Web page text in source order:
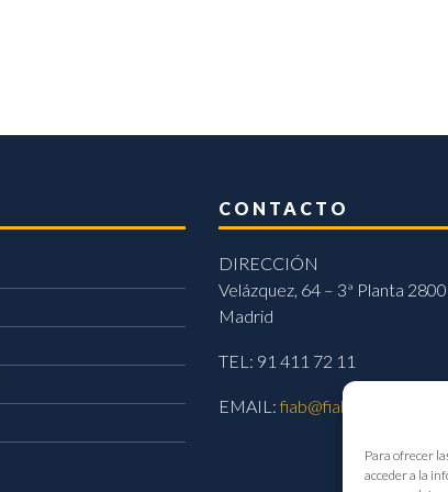
Para ofrecer
acceder a la
CONTACTO
DIRECCIÓN
Velázquez, 64 – 3ª Planta
Madrid
TEL: 91 411 72 11
EMAIL:fiab@fiab.es